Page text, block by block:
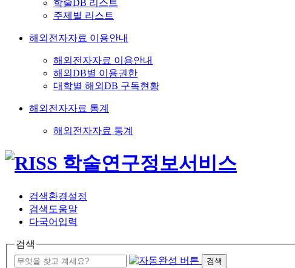
학술DB 리스트
주제별 리스트
해외전자자료 이용안내
해외전자자료 이용안내
해외DB별 이용권한
대학별 해외DB 구독현황
해외전자자료 통계
해외전자자료 통계
검색환경설정
검색도움말
다국어입력
검색
검색